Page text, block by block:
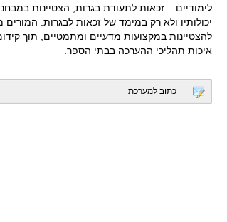
לימודיים – זכאות לתעודת בגרות, הצטיינות
יכולותיו ולא רק במימד של זכאות לבגרות.
להצטיינות במקצועות מדעיים ומתמטיים, תוך
איכות תהליכי ההערכה בבתי הספר.
כתוב למערכת